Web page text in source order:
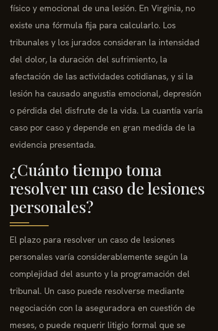
físico y emocional de una lesión. En Virginia, no
existe una fórmula fija para calcularlo. Los
tribunales y los jurados consideran la intensidad
del dolor, la duración del sufrimiento, la
afectación de las actividades cotidianas, y si la
lesión ha causado angustia emocional, depresión
o pérdida del disfrute de la vida. La cuantía varía
caso por caso y depende en gran medida de la
evidencia presentada.
¿Cuánto tiempo toma
resolver un caso de lesiones
personales?
El plazo para resolver un caso de lesiones
personales varía considerablemente según la
complejidad del asunto y la programación del
tribunal. Un caso puede resolverse mediante
negociación con la aseguradora en cuestión de
meses, o puede requerir litigio formal que se